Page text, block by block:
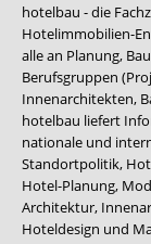
hotelbau - die
Hotelimmobilien-
alle an Planung,
Berufsgruppen
Innenarchitekten,
hotelbau liefert
nationale und
Standortpolitik,
Hotel-Planung,
Architektur,
Hoteldesign und